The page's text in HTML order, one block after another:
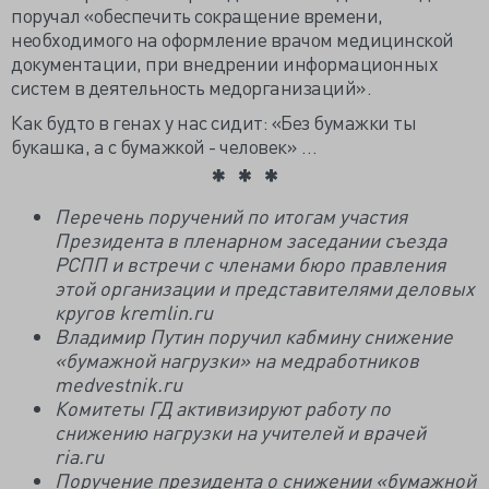
поручал «обеспечить сокращение времени,
необходимого на оформление врачом медицинской
документации, при внедрении информационных
систем в деятельность медорганизаций».
Как будто в генах у нас сидит: «Без бумажки ты
букашка, а с бумажкой - человек» …
Перечень поручений по итогам участия
Президента в пленарном заседании съезда
РСПП и встречи с членами бюро правления
этой организации и представителями деловых
кругов kremlin.ru
Владимир Путин поручил кабмину снижение
«бумажной нагрузки» на медработников
medvestnik.ru
Комитеты ГД активизируют работу по
снижению нагрузки на учителей и врачей
ria.ru
Поручение президента о снижении «бумажной